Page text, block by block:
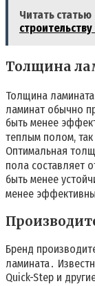
Читать статью
Толщина
Толщина
ламинат обычно
быть менее
теплым полом, так
Оптимальная
пола составляет
быть менее
менее
Бренд
ламината․
Quick-Step и